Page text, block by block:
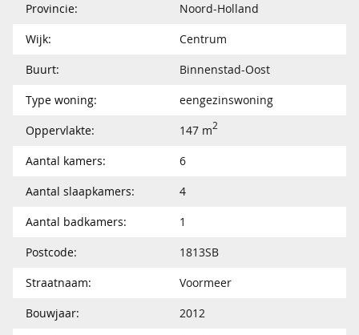
Provincie:
Noord-Holland
Wijk:
Centrum
Buurt:
Binnenstad-Oost
Type woning:
eengezinswoning
Oppervlakte:
147 m2
Aantal kamers:
6
Aantal slaapkamers:
4
Aantal badkamers:
1
Postcode:
1813SB
Straatnaam:
Voormeer
Bouwjaar:
2012